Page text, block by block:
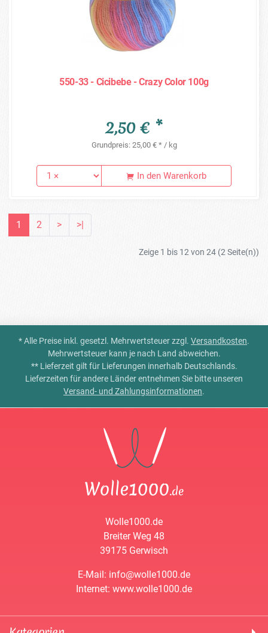
550-33 - Cicibebe - Crazy Color 100g
2,50 € *
Grundpreis: 25,00 € * / kg
In den Warenkorb
1 2 > >|
Zeige 1 bis 12 von 24 (2 Seite(n))
* Alle Preise inkl. gesetzl. Mehrwertsteuer zzgl. Versandkosten.
Mehrwertsteuer kann je nach Land abweichen.
** Lieferzeit gilt für Lieferungen innerhalb Deutschlands.
Lieferzeiten für andere Länder entnehmen Sie bitte unseren
Versand- und Zahlungsinformationen.
Wolle1000.de
Breiter Weg 48
39175 Gerwisch
E-Mail: info@wolle1000.de
Internet: www.wolle1000.de